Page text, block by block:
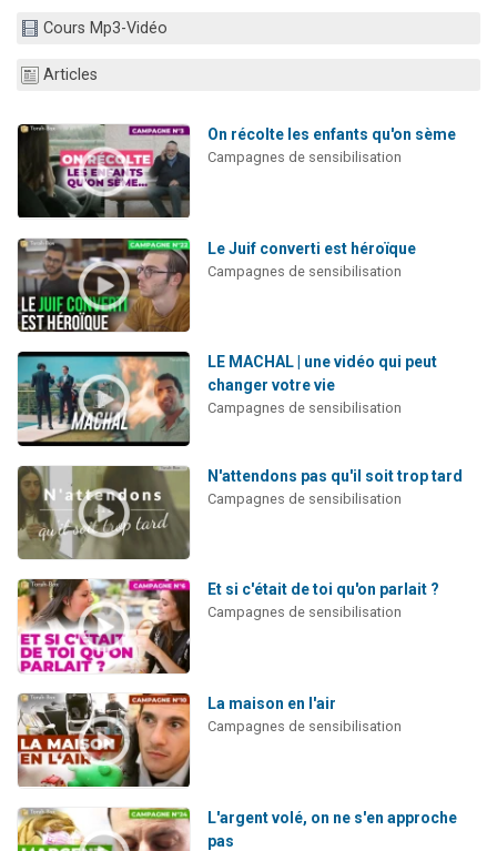
Cours Mp3-Vidéo
Articles
On récolte les enfants qu'on sème
Campagnes de sensibilisation
Le Juif converti est héroïque
Campagnes de sensibilisation
LE MACHAL | une vidéo qui peut
changer votre vie
Campagnes de sensibilisation
N'attendons pas qu'il soit trop tard
Campagnes de sensibilisation
Et si c'était de toi qu'on parlait ?
Campagnes de sensibilisation
La maison en l'air
Campagnes de sensibilisation
L'argent volé, on ne s'en approche
pas